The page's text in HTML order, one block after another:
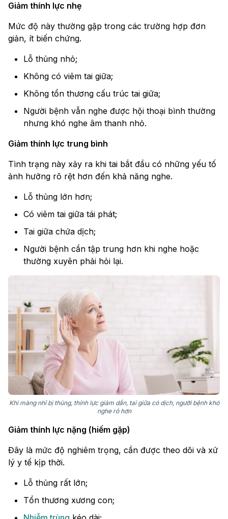
Giảm thính lực nhẹ
Mức độ này thường gặp trong các trường hợp đơn
giản, ít biến chứng.
Lỗ thủng nhỏ;
Không có viêm tai giữa;
Không tổn thương cấu trúc tai giữa;
Người bệnh vẫn nghe được hội thoại bình thường
nhưng khó nghe âm thanh nhỏ.
Giảm thính lực trung bình
Tình trạng này xảy ra khi tai bắt đầu có những yếu tố
ảnh hưởng rõ rệt hơn đến khả năng nghe.
Lỗ thủng lớn hơn;
Có viêm tai giữa tái phát;
Tai giữa chứa dịch;
Người bệnh cần tập trung hơn khi nghe hoặc
thường xuyên phải hỏi lại.
Khi màng nhĩ bị thủng, thính lực giảm dần, tai giữa có dịch, người bệnh khó
nghe rõ hơn
Giảm thính lực nặng (hiếm gặp)
Đây là mức độ nghiêm trọng, cần được theo dõi và xử
lý y tế kịp thời.
Lỗ thủng rất lớn;
Tổn thương xương con;